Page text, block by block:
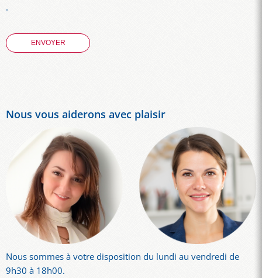
.
Nous vous aiderons avec plaisir
Nous sommes à votre disposition du lundi au vendredi de
9h30 à 18h00.